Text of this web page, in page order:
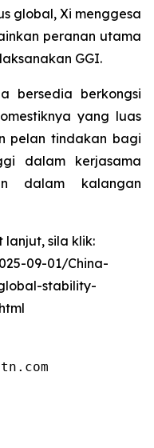
global, Xi menggesa
peranan utama
GGI.
bersedia berkongsi
yang luas
pelan tindakan bagi
dalam kerjasama
dalam kalangan
sila klik:
09-01/China-
stability-